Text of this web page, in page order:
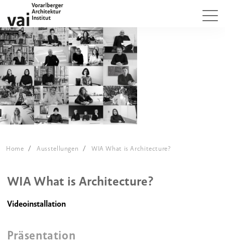
Home Ausstellungen WIA What is Architecture?
WIA What is Architecture?
Videoinstallation
Präsentation